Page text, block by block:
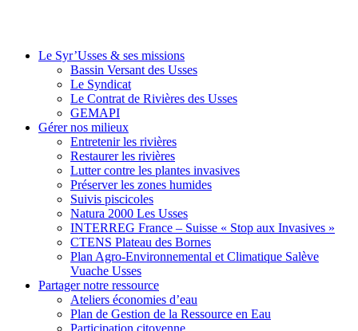
Le Syr’Usses & ses missions
Bassin Versant des Usses
Le Syndicat
Le Contrat de Rivières des Usses
GEMAPI
Gérernos milieux
Entretenir les rivières
Restaurer les rivières
Lutter contre les plantes invasives
Préserver les zones humides
Suivis piscicoles
Natura 2000 Les Usses
INTERREG France – Suisse « Stop aux Invasives »
CTENS Plateau des Bornes
Plan Agro-Environnemental et Climatique Salève
Vuache Usses
Partagernotre ressource
Ateliers économies d’eau
Plan de Gestion de la Ressource en Eau
Participation citoyenne